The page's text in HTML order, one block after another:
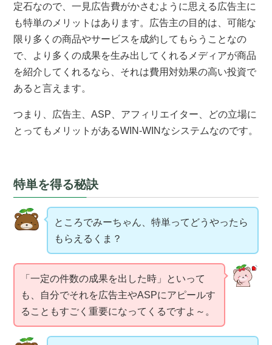
定石なので、一見広告費がかさむように思える広告主に
も特単のメリットはあります。広告主の目的は、可能な
限り多くの商品やサービスを成約してもらうことなの
で、より多くの成果を生み出してくれるメディアが商品
を紹介してくれるなら、それは費用対効果の高い投資で
あると言えます。
つまり、広告主、ASP、アフィリエイター、どの立場に
とってもメリットがあるWIN-WINなシステムなのです。
特単を得る秘訣
ところでみーちゃん、特単ってどうやったら
もらえるくま？
「一定の件数の成果を出した時」といって
も、自分でそれを広告主やASPにアピールす
ることもすごく重要になってくるですよ～。